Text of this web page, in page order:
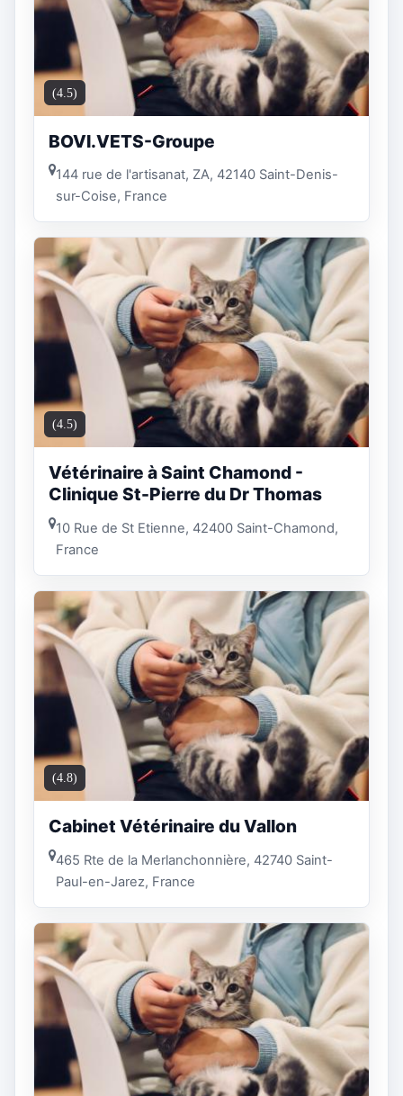
(4.5)
BOVI.VETS-Groupe
144 rue de l'artisanat, ZA, 42140 Saint-Denis-
sur-Coise, France
(4.5)
Vétérinaire à Saint Chamond -
Clinique St-Pierre du Dr Thomas
10 Rue de St Etienne, 42400 Saint-Chamond,
France
(4.8)
Cabinet Vétérinaire du Vallon
465 Rte de la Merlanchonnière, 42740 Saint-
Paul-en-Jarez, France